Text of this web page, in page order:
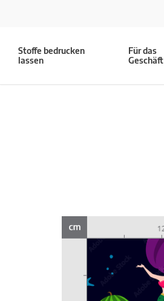
Stoffe bedrucken
lassen
Für das
Geschäft